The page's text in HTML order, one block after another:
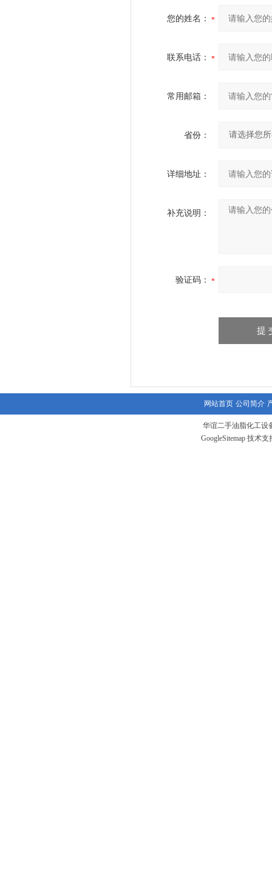
您的姓名：
联系电话：
常用邮箱：
省份：
详细地址：
补充说明：
验证码：
网站首页 公司简介
华谊二手油脂化工设
GoogleSitemap 技术支